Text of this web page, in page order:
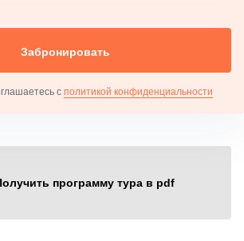
Забронировать
с политикой конфиденциальности
программу тура в pdf